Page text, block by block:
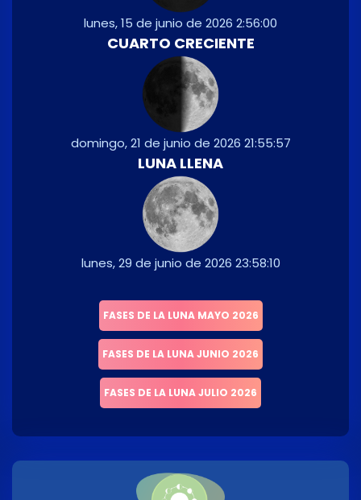
lunes, 15 de junio de 2026 2:56:00
CUARTO CRECIENTE
domingo, 21 de junio de 2026 21:55:57
LUNA LLENA
lunes, 29 de junio de 2026 23:58:10
FASES DE LA LUNA MAYO 2026
FASES DE LA LUNA JUNIO 2026
FASES DE LA LUNA JULIO 2026